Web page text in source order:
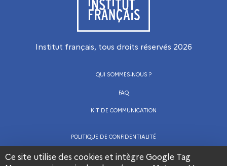
Institut français, tous droits réservés 2026
QUI SOMMES-NOUS ?
FAQ
KIT DE COMMUNICATION
POLITIQUE DE CONFIDENTIALITÉ
CGU
Ce site utilise des cookies et intègre Google Tag